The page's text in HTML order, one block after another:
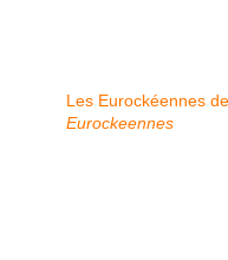
Les Eurockéennes
Eurockeennes